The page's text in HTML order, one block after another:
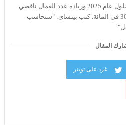
لمضاعفة عدد الموظفين السود بحلول عام 2025 وزيادة عدد العمال ناقصي
التمثيل في المناصب العليا بنسبة 30 في المائة. كتب بيتشاي: "سنحاسب
المقال
غرد على تويتر